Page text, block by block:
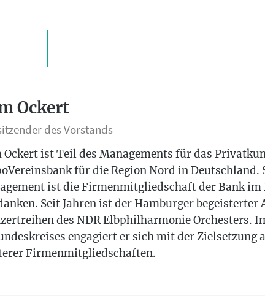
Ockert
des Vorstands
Ockert ist Teil des Managements für das
für die Region Nord in Deutschland.
ist die Firmenmitgliedschaft der Bank im
Seit Jahren ist der Hamburger begeisterter
des NDR Elbphilharmonie Orchesters.
engagiert er sich mit der Zielsetzung
Firmenmitgliedschaften.